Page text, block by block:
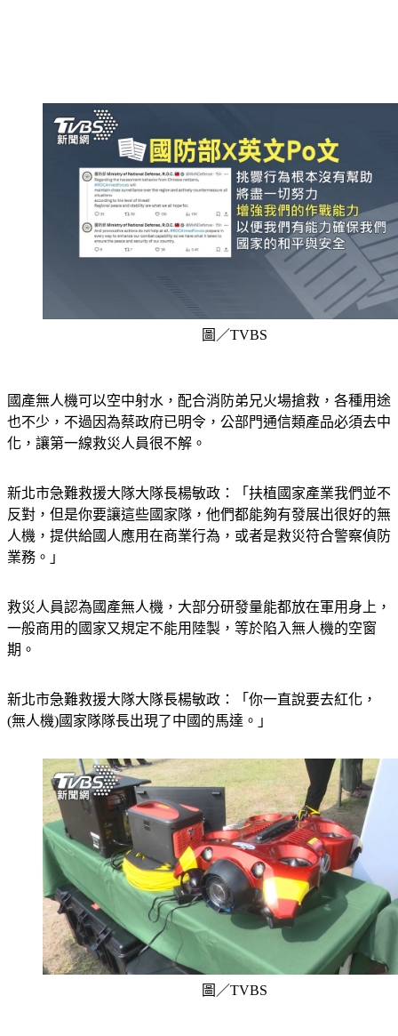
國產無人機可以空中射水，配合消防弟兄火場搶救，各種用途
也不少，不過因為蔡政府已明令，公部門通信類產品必須去中
新北市急難救援大隊大隊長楊敏政：「扶植國家產業我們並不
反對，但是你要讓這些國家隊，他們都能夠有發展出很好的無
人機，提供給國人應用在商業行為，或者是救災符合警察偵防
救災人員認為國產無人機，大部分研發量能都放在軍用身上，
一般商用的國家又規定不能用陸製，等於陷入無人機的空窗
新北市急難救援大隊大隊長楊敏政：「你一直說要去紅化，